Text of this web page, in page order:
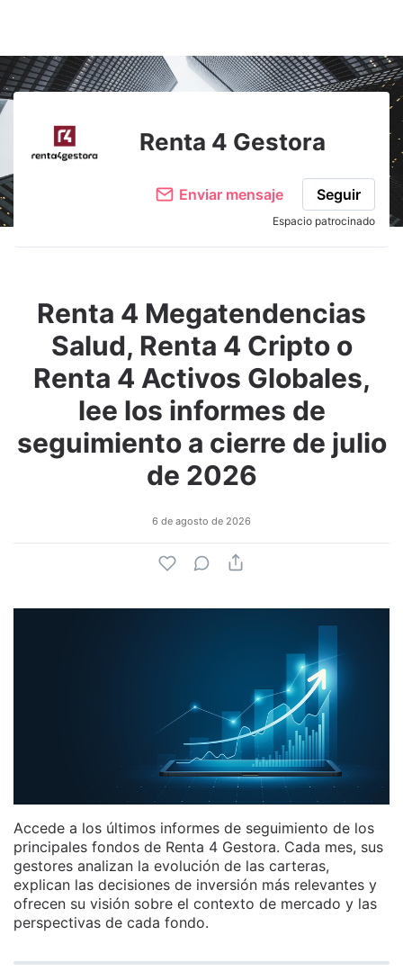
Adjuntar imagen Comentar
Renta 4 Gestora
Enviar mensaje Seguir
Espacio patrocinado
Renta 4 Megatendencias
Salud, Renta 4 Cripto o
Renta 4 Activos Globales,
lee los informes de
seguimiento a cierre de julio
de 2026
6 de agosto de 2026
Accede a los últimos informes de seguimiento de los
principales fondos de Renta 4 Gestora. Cada mes, sus
gestores analizan la evolución de las carteras,
explican las decisiones de inversión más relevantes y
ofrecen su visión sobre el contexto de mercado y las
perspectivas de cada fondo.